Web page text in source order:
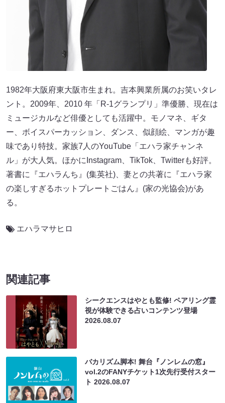
1982年大阪府東大阪市生まれ。吉本興業所属のお笑いタレ
ント。2009年、2010 年「R-1グランプリ」準優勝、現在は
ミュージカルなど俳優としても活躍中。モノマネ、ギタ
ー、ボイスパーカッション、ダンス、似顔絵、マンガが趣
味であり特技。家族7人のYouTube「エハラ家チャンネ
ル」が大人気。ほかにInstagram、TikTok、Twitterも好評。
著書に『エハラんち』(集英社)、妻との共著に『エハラ家
の楽しすぎるホットプレートごはん』(家の光協会)があ
る。
エハラマサヒロ
関連記事
シークエンスはやとも監修! ペアリング霊
視が体験できる占いコンテンツ登場
2026.08.07
バカリズム脚本! 舞台『ノンレムの窓』
vol.2のFANYチケット1次先行受付スター
ト2026.08.07